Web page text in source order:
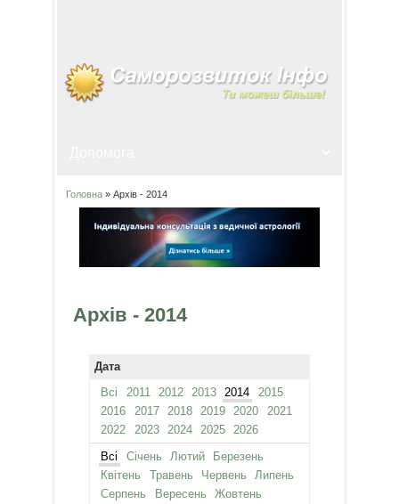
Ви є тут
Головна» Архів - 2014
Архів - 2014
Дата
Всі
2011 2012 2013 2014
2015
2016
2017 2018 2019 2020
2021
2022
2023 2024 2025
2026
Всі
Січень Лютий
Березень
Квітень
Травень Червень
Липень
Серпень
Вересень
Жовтень